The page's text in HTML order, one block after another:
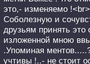
это,- изменяемо
Соболезную и
друзьям принять
изложенной мною
.Упоминая
учтивы !..- не стоит